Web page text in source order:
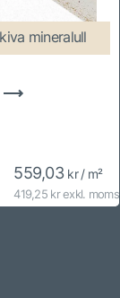
mineralull
559,03 kr / m²
419,25 kr exkl. moms